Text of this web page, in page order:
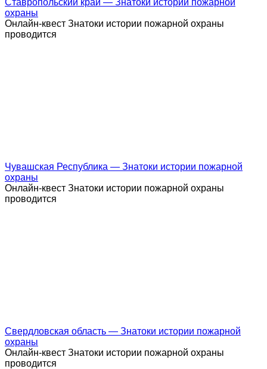
охраны
Онлайн-квест Знатоки истории пожарной охраны
проводится
Чувашская Республика — Знатоки истории пожарной
охраны
Онлайн-квест Знатоки истории пожарной охраны
проводится
Свердловская область — Знатоки истории пожарной
охраны
Онлайн-квест Знатоки истории пожарной охраны
проводится